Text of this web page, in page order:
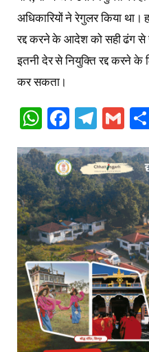
अधिकारियों ने रेगुलर किया था।
रद्द करने के आदेश को सही ढंग से
इतनी देर से नियुक्ति रद्द करने के
कर सकता।
WhatsApp